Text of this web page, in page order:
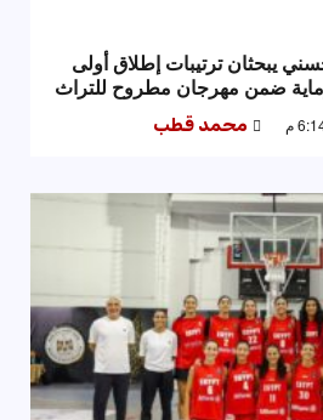
يبحثان ترتيبات إطلاق أولى
ضمن مهرجان مطروح للتراث
محمد قطب